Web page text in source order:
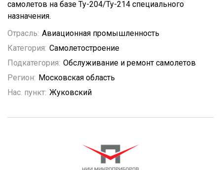
самолетов на базе Ту-204/Ту-214 специального
назначения.
Отрасль: Авиационная промышленность
Категория: Самолетостроение
Подкатегория: Обслуживание и ремонт самолетов
Регион: Московская область
Нас. пункт: Жуковский